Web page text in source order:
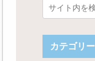
カテゴリー